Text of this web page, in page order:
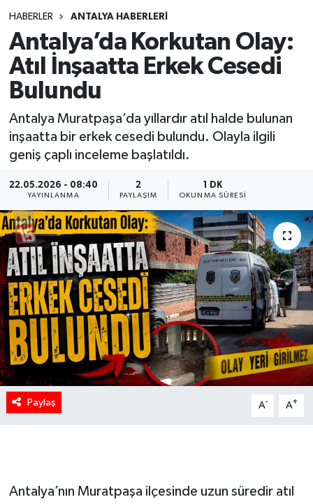
HABERLER ANTALYA HABERLERİ
Antalya’da Korkutan Olay:
Atıl İnşaatta Erkek Cesedi
Bulundu
Antalya Muratpaşa’da yıllardır atıl halde bulunan
inşaatta bir erkek cesedi bulundu. Olayla ilgili
geniş çaplı inceleme başlatıldı.
22.05.2026 - 08:40
YAYINLANMA
2
PAYLAŞIM
1 DK
OKUNMA SÜRESI
Paylaş A- A+
Antalya’nın Muratpaşa ilçesinde uzun süredir atıl
Spor
Tebrik
Türkiye